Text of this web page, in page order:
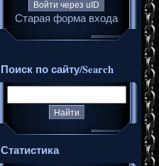
Войти через uID
Старая форма входа
Поиск по сайту/Search
Статистика